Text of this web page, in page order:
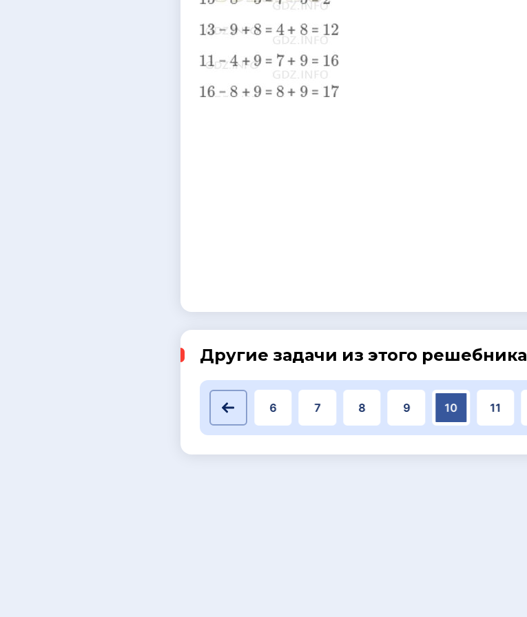
Другие задачи из этого решебника
5 6 7 8 9 10 11